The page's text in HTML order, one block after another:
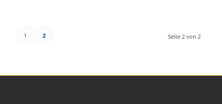
Seite 2 von 2
1 2